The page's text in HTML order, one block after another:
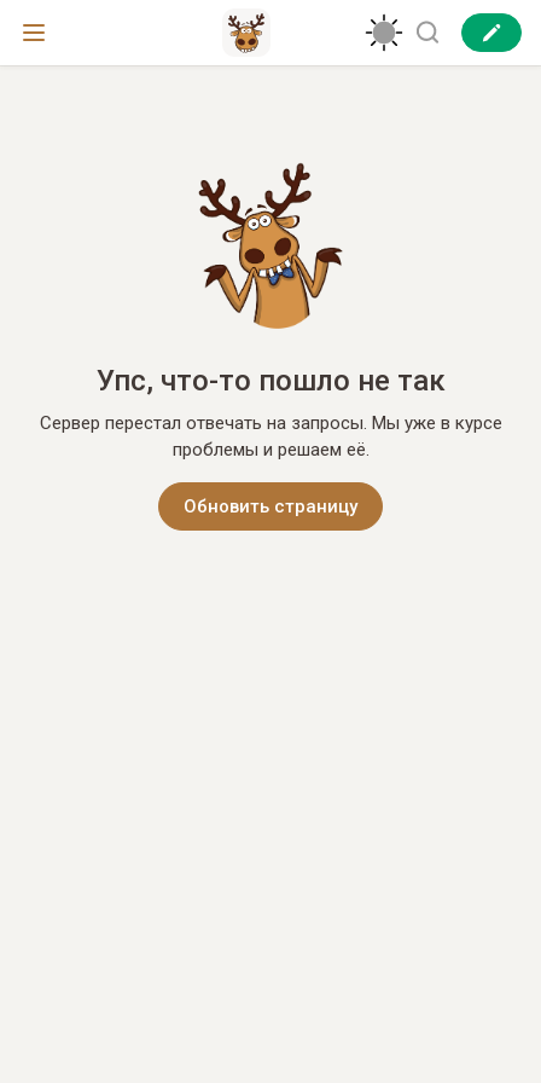
Упс, что-то пошло не так
Сервер перестал отвечать на запросы. Мы уже в курсе
проблемы и решаем её.
Обновить страницу